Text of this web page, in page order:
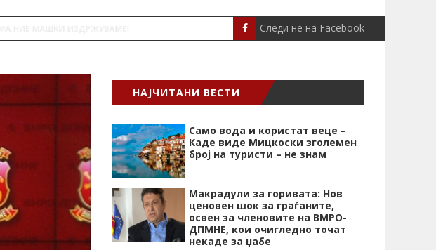
СЦЕНА „СРЦЕВИОТ УДАР Е
Следи не на Facebook
НАЈЧИТАНИ ВЕСТИ
Само вода и користат веце –
Каде виде Мицкоски зголемен
број на туристи – не знам
Макрадули за горивата: Нов
ценовен шок за граѓаните,
освен за членовите на ВМРО-
ДПМНЕ, кои очигледно точат
некаде за џабе